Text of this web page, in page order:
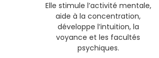
Elle stimule l’activité mentale,
aide à la concentration,
développe l’intuition, la
voyance et les facultés
psychiques.